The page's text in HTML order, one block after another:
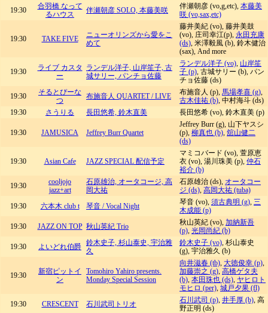
19:30
合羽橋 なって
るハウス
伴瀬朝彦 SOLO, 本藤美咲 伴瀬朝彦 (vo,g,etc), 本藤美
咲 (vo,sax,etc)
19:30 TAKE FIVE
ニューオリンズから愛をこ
めて
藤井美紀 (vo), 藤井美鼓
(vo), 庄司幸江(p), 永田充康
(ds), 米澤毅風 (b), 鈴木健治
(sax), And more
19:30
ライブ カスタ
ー
ランデル洋子, 山岸笙子, 古
城サリー, パンチョ佐藤
ランデル洋子 (vo), 山岸笙
子 (p), 古城サリー (b), パン
チョ佐藤 (ds)
19:30
そるとぴーな
つ
布施音人 QUARTET / LIVE 布施音人 (p), 馬場孝喜 (g),
古木佳祐 (b), 中村海斗 (ds)
19:30
さうりる 長田悠希, 鈴木直美 長田悠希 (vo), 鈴木直美 (p)
19:30 JAMUSICA Jeffrey Burr Quartet
Jeffrey Burr (g), 山下ヤスシ
(p), 柳真也 (b), 舘山健二
(ds)
19:30 Asian Cafe JAZZ SPECIAL 配信予定
マミコバード (vo), 萱原恵
衣 (vo), 湯川珠美 (p), 仲石
裕介 (b)
19:30
cooljojo
jazz+art
石原雄治, オータコージ, 高
岡大祐
石原雄治 (ds), オータコー
ジ (ds), 高岡大祐 (tuba)
19:30
六本木 club t 琴音 / Vocal Night 琴音 (vo), 須古典明 (g), 三
木成能 (p)
19:30
JAZZ ON TOP 秋山英紀 Trio 秋山英紀 (vo), 加納新吾
(p), 光岡尚紀 (b)
19:30
よいどれ伯爵 鈴木史子, 杉山泰史, 宇治雅
久
鈴木史子 (vo), 杉山泰史
(g), 宇治雅久 (b)
19:30
新宿ピットイ
ン
Tomohiro Yahiro presents.
Monday Special Session
向井滋春 (tb), 大徳俊幸 (p),
加藤崇之 (g), 高橋ゲタ夫
(b), 本田珠也 (ds), ヤヒロト
モヒロ (per), 城戸夕果 (fl)
19:30
CRESCENT 石川武司トリオ 石川武司 (p), 井手厚 (b), 高
野正明 (ds)